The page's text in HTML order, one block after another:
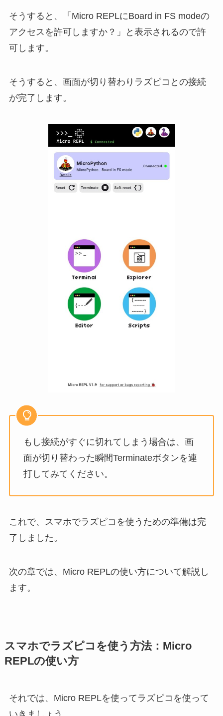
そうすると、「Micro REPLにBoard in FS modeの
アクセスを許可しますか？」と表示されるので許
可します。
そうすると、画面が切り替わりラズピコとの接続
が完了します。
もし接続がすぐに切れてしまう場合は、画
面が切り替わった瞬間Terminateボタンを連
打してみてください。
これで、スマホでラズピコを使うための準備は完
了しました。
次の章では、Micro REPLの使い方について解説し
ます。
スマホでラズピコを使う方法：Micro
REPLの使い方
それでは、Micro REPLを使ってラズピコを使って